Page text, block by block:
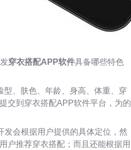
穿衣搭配APP软件具备哪些特色
、肤色、年龄、身高、体重、穿
交到穿衣搭配APP软件平台，为的
会根据用户提供的具体定位，然
户推荐穿衣搭配；而且还能根据用